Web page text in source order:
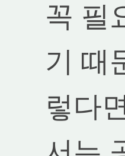
꼭 필
기 때
렇다